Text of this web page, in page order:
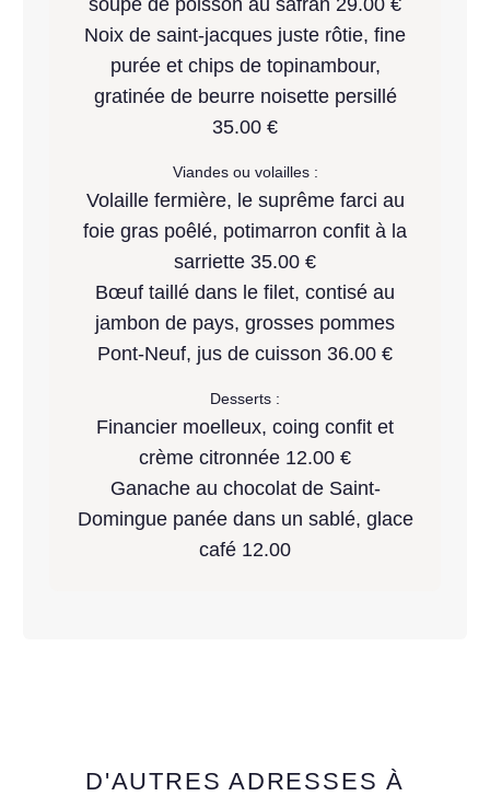
Noix de saint-jacques juste rôtie, fine
purée et chips de topinambour,
gratinée de beurre noisette persillé
35.00 €
Viandes ou volailles :
Volaille fermière, le suprême farci au
foie gras poêlé, potimarron confit à la
sarriette 35.00 €
Bœuf taillé dans le filet, contisé au
jambon de pays, grosses pommes
Pont-Neuf, jus de cuisson 36.00 €
Desserts :
Financier moelleux, coing confit et
crème citronnée 12.00 €
Ganache au chocolat de Saint-
Domingue panée dans un sablé, glace
café 12.00
D'AUTRES ADRESSES À